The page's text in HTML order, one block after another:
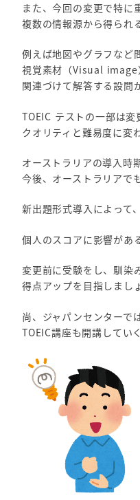
また、今回の変更で特に
複数の情報源から得られ
例えば地図やグラフなど
視覚素材（Visual image
関連づけて解答する設問
TOEIC テストの一部は変
クオリティと難易度に変
オーストラリアの導入時
今後、オーストラリアで
新出題形式導入によって
個人のスコアに影響があ
変更前に受験をし、馴染
得点アップを目指しまし
尚、ジャパンセンターで
TOEIC講座も開講してい